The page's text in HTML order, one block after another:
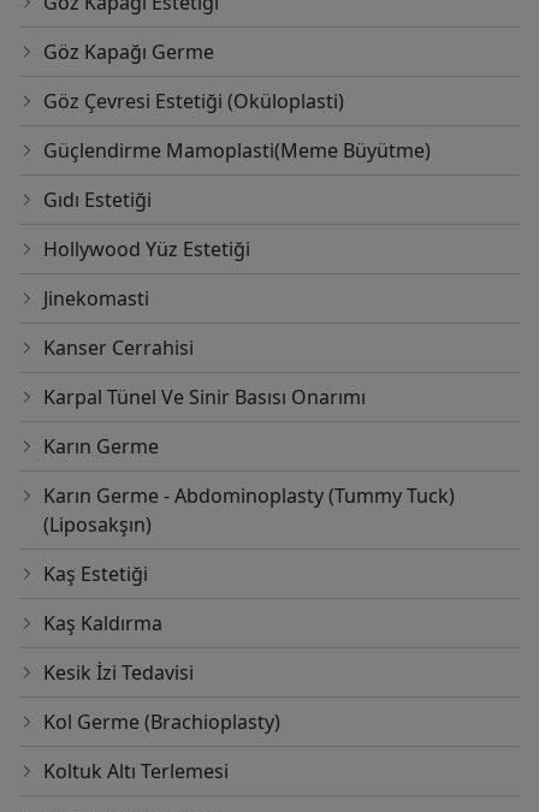
Göz Kapağı Germe
Göz Çevresi Estetiği (Oküloplasti)
Güçlendirme Mamoplasti(Meme Büyütme)
Gıdı Estetiği
Hollywood Yüz Estetiği
Jinekomasti
Kanser Cerrahisi
Karpal Tünel Ve Sinir Basısı Onarımı
Karın Germe
Karın Germe - Abdominoplasty (Tummy Tuck)
(Liposakşın)
Kaş Estetiği
Kaş Kaldırma
Kesik İzi Tedavisi
Kol Germe (Brachioplasty)
Koltuk Altı Terlemesi